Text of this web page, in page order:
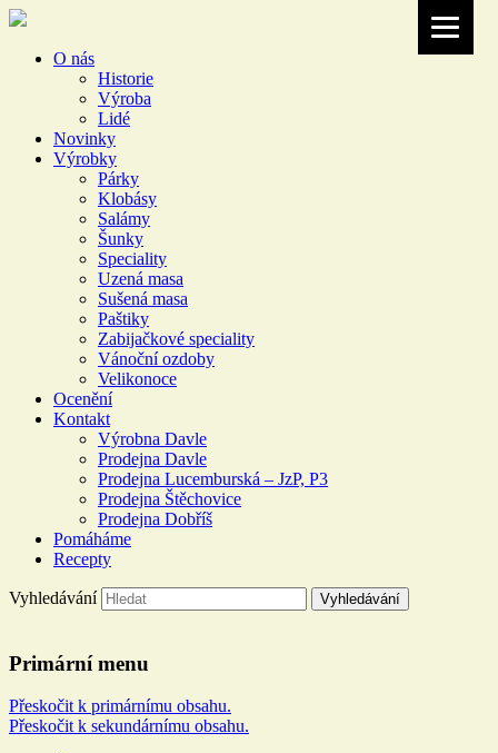
O nás
Historie
Výroba
Lidé
Novinky
Výrobky
Párky
Klobásy
Salámy
Šunky
Speciality
Uzená masa
Sušená masa
Paštiky
Zabijačkové speciality
Vánoční ozdoby
Velikonoce
Ocenění
Kontakt
Výrobna Davle
Prodejna Davle
Prodejna Lucemburská – JzP, P3
Prodejna Štěchovice
Prodejna Dobříš
Pomáháme
Recepty
DOLEJŠÍCH
Více než 100 let rodinné tradice
Vyhledávání
Primární menu
Přeskočit k primárnímu obsahu.
Přeskočit k sekundárnímu obsahu.